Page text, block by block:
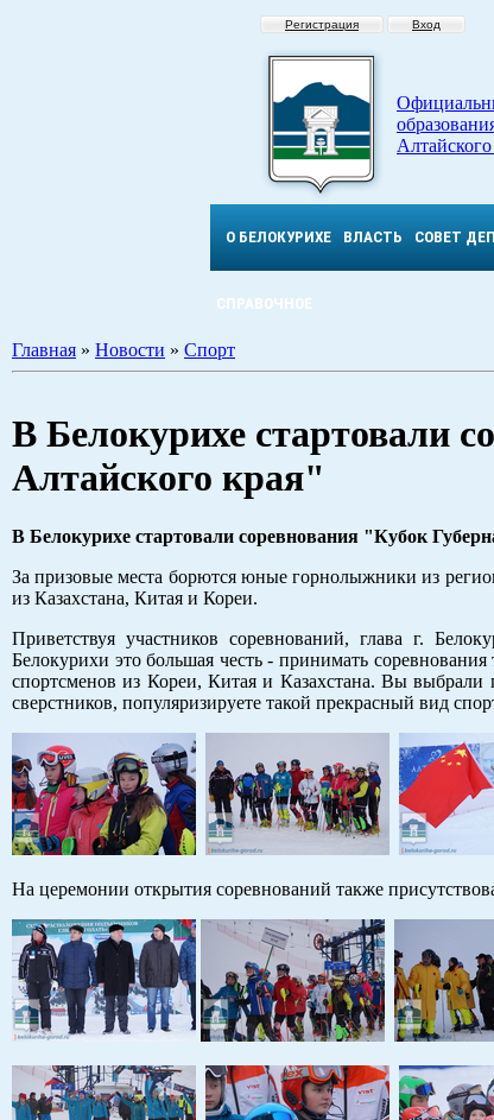
Регистрация Вход
О БЕЛОКУРИХЕ ВЛАСТЬ СОВЕТ
СПРАВОЧНОЕ
Главная » Новости » Спорт
В Белокурихе стартовали
Алтайского края"
В Белокурихе стартовали соревнования "Кубок
За призовые места борются юные горнолыжники из
из Казахстана, Китая и Кореи.
Приветствуя участников соревнований, глава г.
Белокурихи это большая честь - принимать
спортсменов из Кореи, Китая и Казахстана. Вы выбрали
сверстников, популяризируете такой прекрасный вид
На церемонии открытия соревнований также